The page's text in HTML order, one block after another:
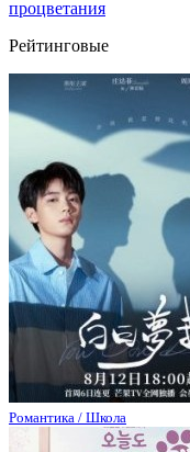
процветания
Рейтинговые
Романтика / Школа